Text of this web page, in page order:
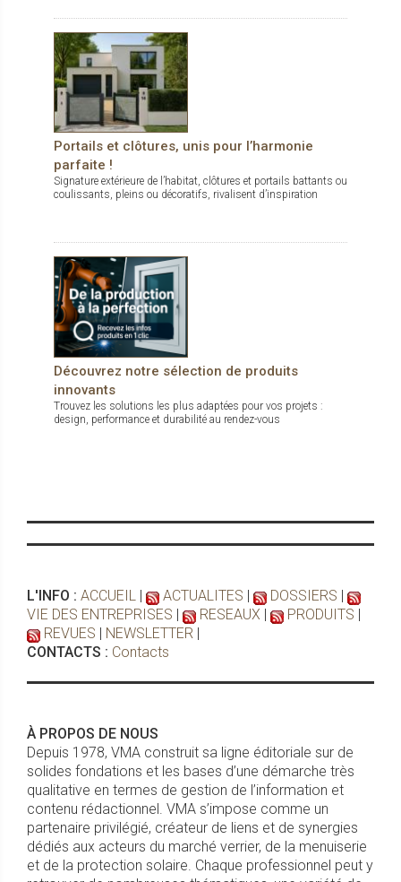
Portails et clôtures, unis pour l’harmonie
parfaite !
Signature extérieure de l’habitat, clôtures et portails battants ou
coulissants, pleins ou décoratifs, rivalisent d’inspiration
Découvrez notre sélection de produits
innovants
Trouvez les solutions les plus adaptées pour vos projets :
design, performance et durabilité au rendez-vous
L'INFO : ACCUEIL | ACTUALITES | DOSSIERS |
VIE DES ENTREPRISES | RESEAUX | PRODUITS |
REVUES | NEWSLETTER |
CONTACTS : Contacts
À PROPOS DE NOUS
Depuis 1978, VMA construit sa ligne éditoriale sur de
solides fondations et les bases d’une démarche très
qualitative en termes de gestion de l’information et
contenu rédactionnel. VMA s’impose comme un
partenaire privilégié, créateur de liens et de synergies
dédiés aux acteurs du marché verrier, de la menuiserie
et de la protection solaire. Chaque professionnel peut y